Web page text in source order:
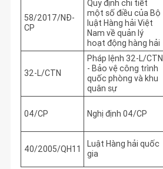
58/2017/NĐ-
CP
Quy định chi tiết
một số điều của Bộ
luật Hàng hải Việt
Nam về quản lý
hoạt động hàng hải
32-L/CTN
Pháp lệnh 32-L/CTN
- Bảo vệ công trình
quốc phòng và khu
quân sự
04/CP Nghị định 04/CP
40/2005/QH11
Luật Hàng hải quốc
gia